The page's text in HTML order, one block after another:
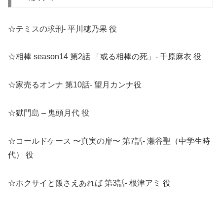
☆テミスの求刑- 平川穂乃果 役
☆相棒 season14 第2話 「或る相棒の死」- 千原麻衣 役
☆家売るオンナ 第10話- 望月カンナ役
☆獄門島 – 鬼頭月代 役
☆コールドケース 〜真実の扉〜 第7話- 瀬谷聖（中学生時
代） 役
☆ホクサイと飯さえあれば 第3話- 根津アミ 役